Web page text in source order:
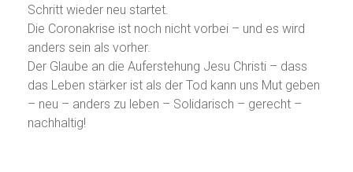
Schritt wieder neu startet.
Die Coronakrise ist noch nicht vorbei – und es wird
anders sein als vorher.
Der Glaube an die Auferstehung Jesu Christi – dass
das Leben stärker ist als der Tod kann uns Mut geben
– neu – anders zu leben – Solidarisch – gerecht –
nachhaltig!